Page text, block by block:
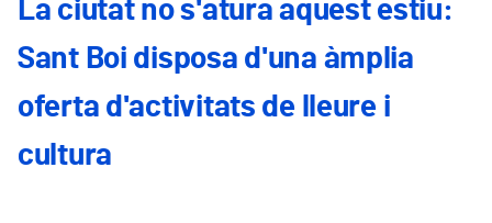
La ciutat no s'atura aquest estiu:
Sant Boi disposa d'una àmplia
oferta d'activitats de lleure i
cultura